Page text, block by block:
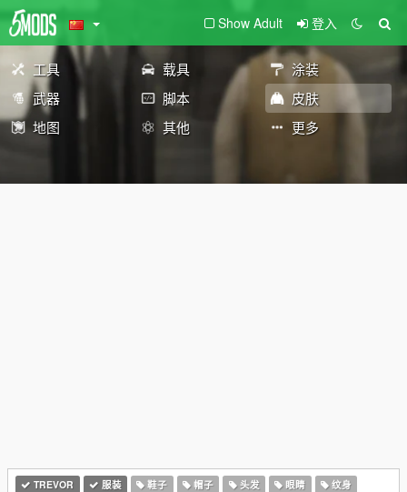
Show Adult 登入
工具 载具
涂装
武器
脚本
皮肤
地图
其他 更多
TREVOR 服装 鞋子 帽子 头发 眼睛
纹身